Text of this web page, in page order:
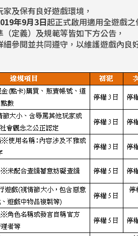
及保有良好遊戲環境，
年9月3日起正式啟用適用全遊戲
定義）及規範等皆如下方公告，
細參閱並共同遵守，以維護遊戲內良